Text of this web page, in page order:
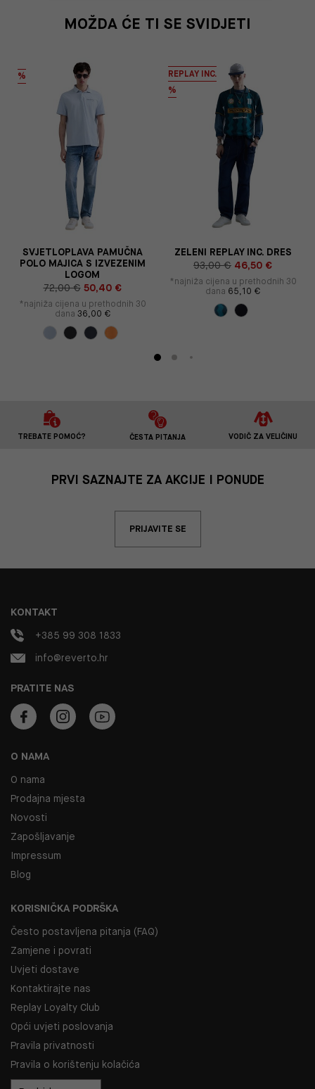
MOŽDA ĆE TI SE SVIDJETI
%
SVJETLOPLAVA PAMUČNA
POLO MAJICA S IZVEZENIM
LOGOM
72,00 € 50,40 €
*najniža cijena u prethodnih 30
dana 36,00 €
REPLAY INC.
%
ZELENI REPLAY INC. DRES
93,00 € 46,50 €
*najniža cijena u prethodnih 30
dana 65,10 €
TREBATE POMOĆ? ČESTA PITANJA VODIČ ZA VELIČINU
PRVI SAZNAJTE ZA AKCIJE I PONUDE
PRIJAVITE SE
O NAMA
O nama
Prodajna mjesta
Novosti
Zapošljavanje
Impressum
Blog
KORISNIČKA PODRŠKA
Često postavljena pitanja (FAQ)
Zamjene i povrati
Uvjeti dostave
Kontaktirajte nas
Replay Loyalty Club
Opći uvjeti poslovanja
Pravila privatnosti
Pravila o korištenju kolačića
PRATITE NAS
KONTAKT
+385 99 308 1833
info@reverto.hr